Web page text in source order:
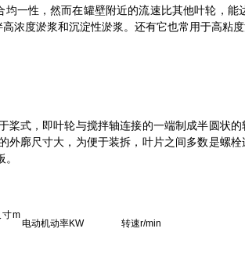
一性，然而在罐壁附近的流速比其他叶轮，
浓度淤浆和沉淀性淤浆。还有它也常用于高粘度
桨式，即叶轮与搅拌轴连接的一端制成半圆状
外廓尺寸大，为便于装拆，叶片之间多数是螺
寸m
电动机动率KW 转速r/min